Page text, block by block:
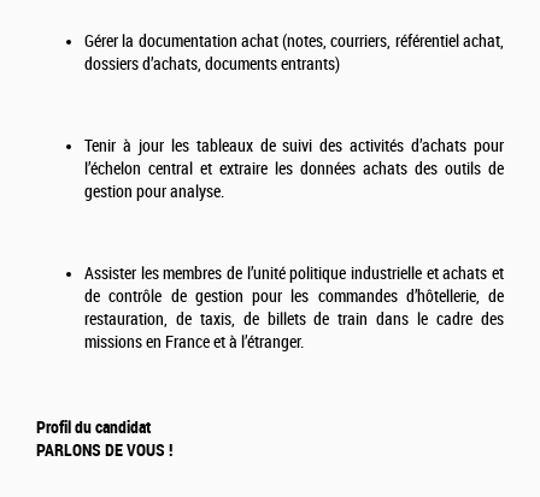
Gérer la documentation achat (notes, courriers, référentiel achat,
dossiers d’achats, documents entrants)
Tenir à jour les tableaux de suivi des activités d’achats pour
l’échelon central et extraire les données achats des outils de
gestion pour analyse.
Assister les membres de l’unité politique industrielle et achats et
de contrôle de gestion pour les commandes d’hôtellerie, de
restauration, de taxis, de billets de train dans le cadre des
missions en France et à l’étranger.
Profil du candidat
PARLONS DE VOUS !